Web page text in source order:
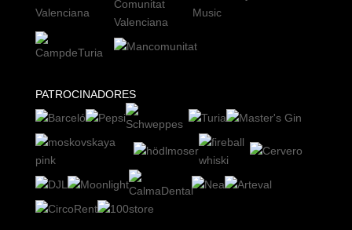
PATROCINADORES